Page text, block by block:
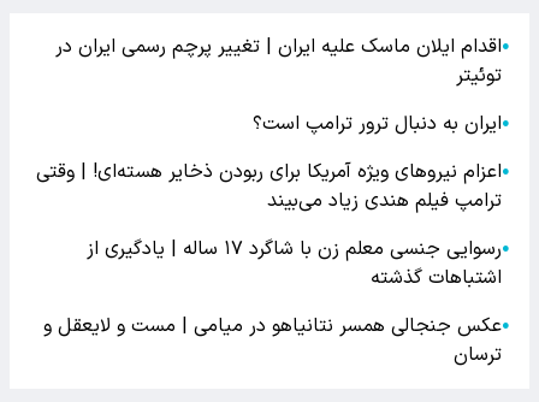
●اقدام ایلان ماسک علیه ایران | تغییر پرچم رسمی ایران در
توئیتر
●ایران به دنبال ترور ترامپ است؟
●اعزام نیروهای ویژه آمریکا برای ربودن ذخایر هسته‌ای! | وقتی
ترامپ فیلم هندی زیاد می‌بیند
●
رسوایی جنسی معلم زن با شاگرد ۱۷ ساله | یادگیری از
اشتباهات گذشته
●عکس جنجالی همسر نتانیاهو در میامی | مست و لایعقل و
ترسان